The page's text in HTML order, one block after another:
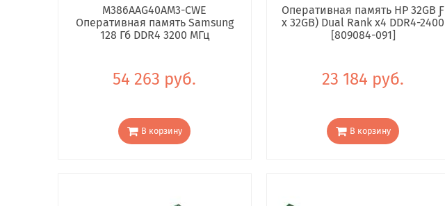
M386AAG40AM3-CWE
Оперативная память Samsung
128 Гб DDR4 3200 МГц
54 263 руб.
В корзину
Оперативная память HP 32GB Ƒ
x 32GB) Dual Rank x4 DDR4-2400
[809084-091]
23 184 руб.
В корзину